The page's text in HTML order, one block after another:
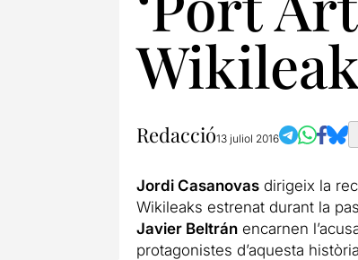
Redacció13 juliol 2016
Jordi Casanovasdirigeix la
Wikileaks estrenat durant la
Javier Beltránencarnen
protagonistes d’aquesta